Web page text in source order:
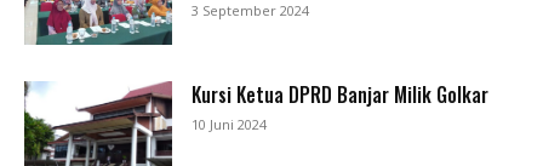
3 September 2024
Kursi Ketua DPRD Banjar Milik Golkar
10 Juni 2024